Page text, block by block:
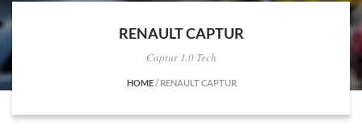
RENAULT CAPTUR
Captur 1.0 Tech
HOME/ RENAULT CAPTUR